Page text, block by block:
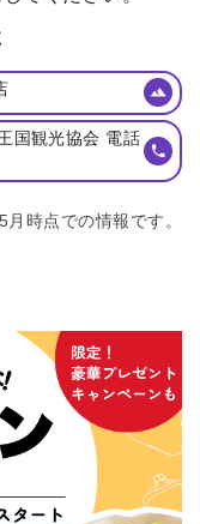
国観光協会 電話
月時点での情報です。